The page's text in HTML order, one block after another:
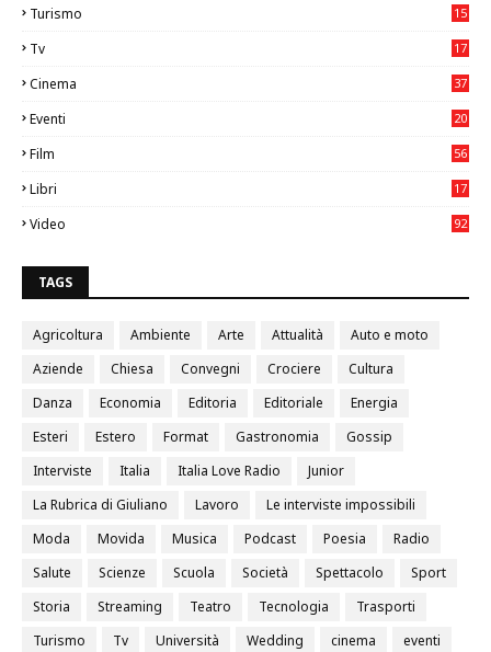
Turismo
15
Tv
17
Cinema
37
Eventi
20
Film
56
Libri
17
Video
92
TAGS
Agricoltura Ambiente Arte Attualità
Auto e moto
Aziende
Chiesa Convegni Crociere
Cultura
Danza
Economia Editoria Editoriale
Energia
Esteri
Estero Format Gastronomia
Gossip
Interviste
Italia Italia Love Radio
Junior
La Rubrica di Giuliano
Lavoro
Le interviste impossibili
Moda
Movida Musica Podcast Poesia
Radio
Salute
Scienze Scuola Società Spettacolo
Sport
Storia
Streaming Teatro Tecnologia
Trasporti
Turismo
Tv Università Wedding cinema
eventi